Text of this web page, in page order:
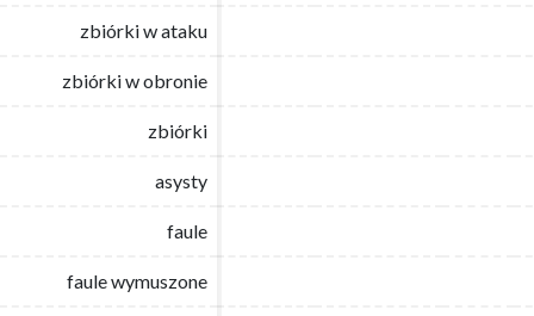
zbiórki w ataku
zbiórki w obronie
zbiórki
asysty
faule
faule wymuszone
zbiórki w ataku
zbiórki w obronie
zbiórki
asysty
faule
faule wymuszone